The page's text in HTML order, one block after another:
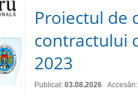
Proiectul de
contractului
2023
Publicat: 03.08.2026